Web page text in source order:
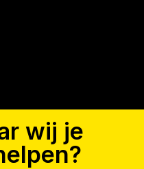
wij je